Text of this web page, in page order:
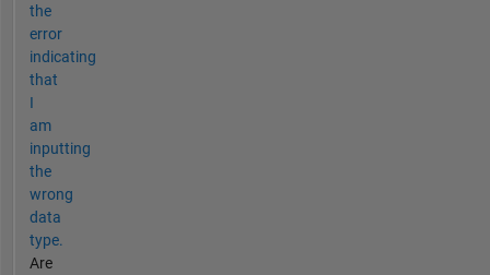
the
error
indicating
that
I
am
inputting
the
wrong
data
type.
Are